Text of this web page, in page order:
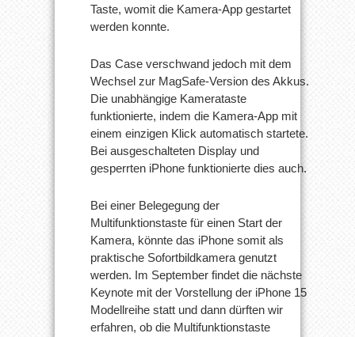
Taste, womit die Kamera-App gestartet
werden konnte.
Das Case verschwand jedoch mit dem
Wechsel zur MagSafe-Version des Akkus.
Die unabhängige Kamerataste
funktionierte, indem die Kamera-App mit
einem einzigen Klick automatisch startete.
Bei ausgeschalteten Display und
gesperrten iPhone funktionierte dies auch.
Bei einer Belegegung der
Multifunktionstaste für einen Start der
Kamera, könnte das iPhone somit als
praktische Sofortbildkamera genutzt
werden. Im September findet die nächste
Keynote mit der Vorstellung der iPhone 15
Modellreihe statt und dann dürften wir
erfahren, ob die Multifunktionstaste